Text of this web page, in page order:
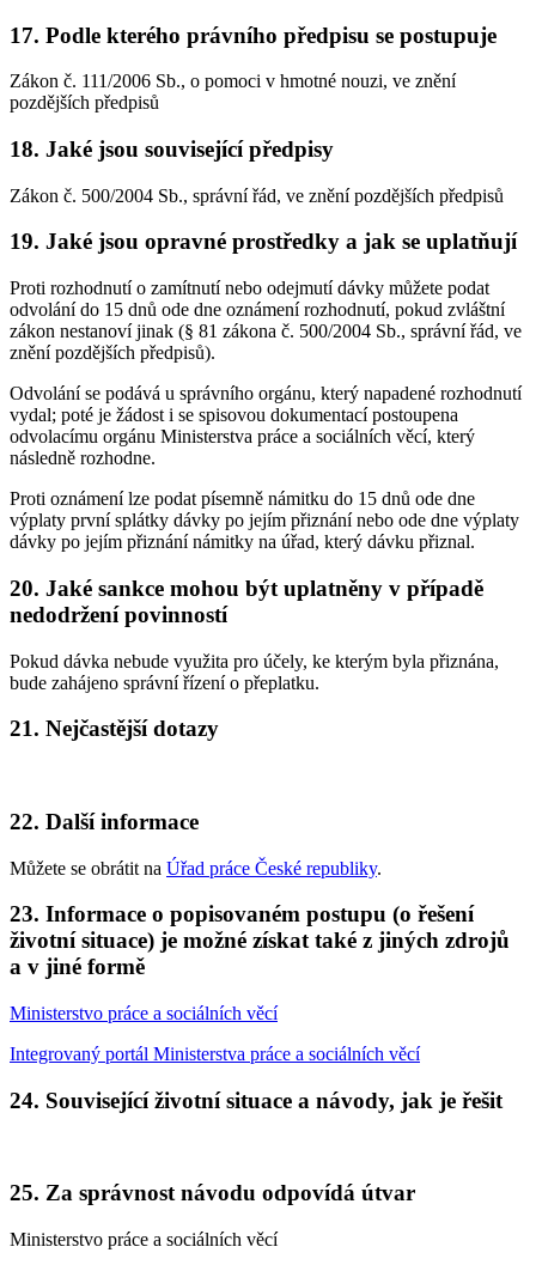
17. Podle kterého právního předpisu se postupuje
Zákon č. 111/2006 Sb., o pomoci v hmotné nouzi, ve znění
pozdějších předpisů
18. Jaké jsou související předpisy
Zákon č. 500/2004 Sb., správní řád, ve znění pozdějších předpisů
19. Jaké jsou opravné prostředky a jak se uplatňují
Proti rozhodnutí o zamítnutí nebo odejmutí dávky můžete podat
odvolání do 15 dnů ode dne oznámení rozhodnutí, pokud zvláštní
zákon nestanoví jinak (§ 81 zákona č. 500/2004 Sb., správní řád, ve
znění pozdějších předpisů).
Odvolání se podává u správního orgánu, který napadené rozhodnutí
vydal; poté je žádost i se spisovou dokumentací postoupena
odvolacímu orgánu Ministerstva práce a sociálních věcí, který
následně rozhodne.
Proti oznámení lze podat písemně námitku do 15 dnů ode dne
výplaty první splátky dávky po jejím přiznání nebo ode dne výplaty
dávky po jejím přiznání námitky na úřad, který dávku přiznal.
20. Jaké sankce mohou být uplatněny v případě
nedodržení povinností
Pokud dávka nebude využita pro účely, ke kterým byla přiznána,
bude zahájeno správní řízení o přeplatku.
21. Nejčastější dotazy
22. Další informace
Můžete se obrátit na Úřad práce České republiky.
23. Informace o popisovaném postupu (o řešení
životní situace) je možné získat také z jiných zdrojů
a v jiné formě
Ministerstvo práce a sociálních věcí
Integrovaný portál Ministerstva práce a sociálních věcí
24. Související životní situace a návody, jak je řešit
25. Za správnost návodu odpovídá útvar
Ministerstvo práce a sociálních věcí